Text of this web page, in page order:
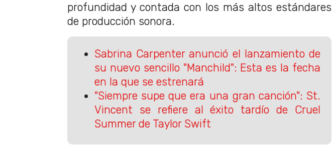
profundidad y contada con los más altos estándares
de producción sonora.
Sabrina Carpenter anunció el lanzamiento de
su nuevo sencillo "Manchild": Esta es la fecha
en la que se estrenará
"Siempre supe que era una gran canción": St.
Vincent se refiere al éxito tardío de Cruel
Summer de Taylor Swift